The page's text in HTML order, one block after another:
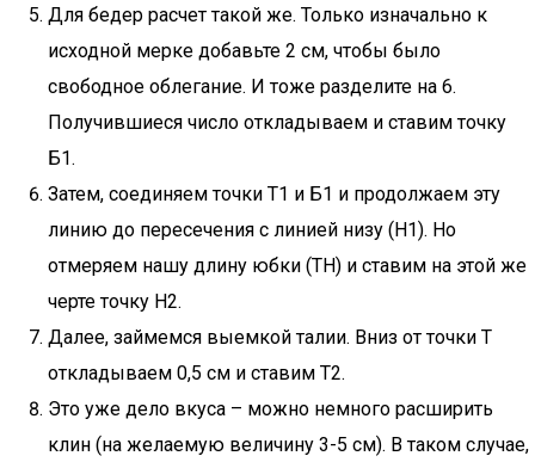
Для бедер расчет такой же. Только изначально к
исходной мерке добавьте 2 см, чтобы было
свободное облегание. И тоже разделите на 6.
Получившиеся число откладываем и ставим точку
Б1.
Затем, соединяем точки Т1 и Б1 и продолжаем эту
линию до пересечения с линией низу (Н1). Но
отмеряем нашу длину юбки (ТН) и ставим на этой же
черте точку Н2.
Далее, займемся выемкой талии. Вниз от точки Т
откладываем 0,5 см и ставим Т2.
Это уже дело вкуса – можно немного расширить
клин (на желаемую величину 3-5 см). В таком случае,